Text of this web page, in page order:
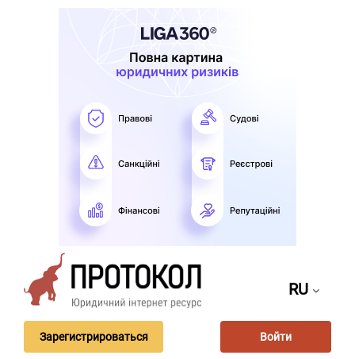
RU
Зарегистрироваться Войти